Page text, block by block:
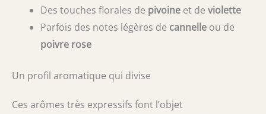
Des touches florales de pivoine et de violette
Parfois des notes légères de cannelle ou de
poivre rose
Un profil aromatique qui divise
Ces arômes très expressifs font l’objet